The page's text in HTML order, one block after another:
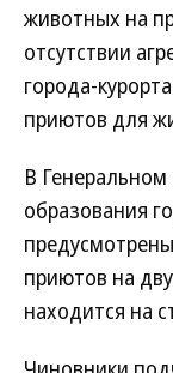
животных на
отсутствии
города-
приютов для
В
образования
приютов на
находится на